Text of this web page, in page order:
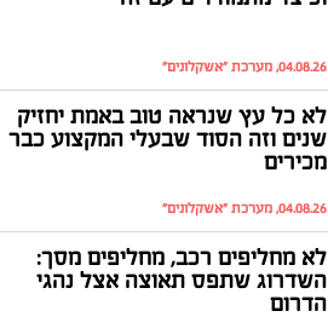
04.08.26, מערכת "אשקלונים"
לא כל עץ שנראה טוב באמת יחזיק
שנים וזה הסוד שבעלי המקצוע כבר
מכירים
04.08.26, מערכת "אשקלונים"
לא מחליפים רכב, מחליפים מסך:
השדרוג שתפס תאוצה אצל נהגי
הדרום